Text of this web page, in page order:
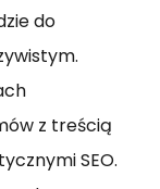
do
z treścią
SEO.